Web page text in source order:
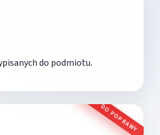
do podmiotu.
DO POPRAWY